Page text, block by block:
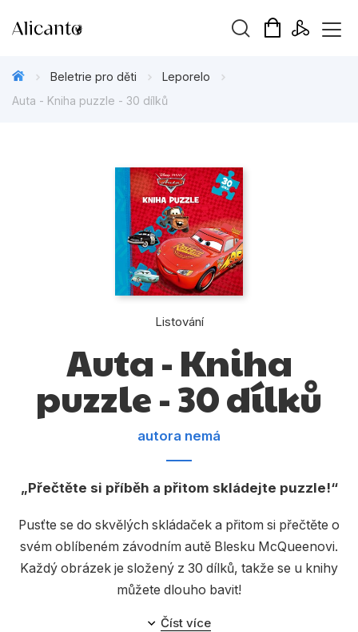
Beletrie pro děti
Dárkové publikace
Dárkové zboží
Kalendáře
Komiks
Křížovky
Beletrie pro děti
Leporelo
Auta - Kniha puzzle - 30 dílků
Listování
Auta - Kniha
puzzle - 30 dílků
autora nemá
Přečtěte si příběh a přitom skládejte puzzle!
Pusťte se do skvělých skládaček a přitom si přečtěte o
svém oblíbeném závodním autě Blesku McQueenovi.
Každý obrázek je složený z 30 dílků, takže se u knihy
můžete dlouho bavit!
Číst více